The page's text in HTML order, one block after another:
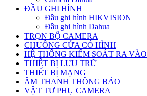
ĐẦU GHI HÌNH
Đầu ghi hình HIKVISION
Đầu ghi hình Dahua
TRỌN BỘ CAMERA
CHUÔNG CỬA CÓ HÌNH
HỆ THỐNG KIỂM SOÁT RA VÀO
THIẾT BỊ LƯU TRỮ
THIẾT BỊ MẠNG
ÂM THANH THÔNG BÁO
VẬT TƯ PHỤ CAMERA